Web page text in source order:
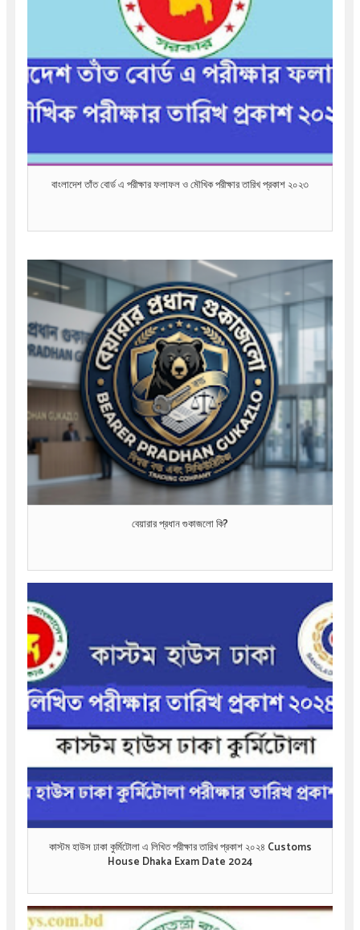
বাংলাদেশ তাঁত বোর্ড এ পরীক্ষার ফলাফল ও মৌখিক পরীক্ষার তারিখ প্রকাশ ২০২৩
বেয়ারার প্রধান গুকাজলো কি?
কাস্টম হাউস ঢাকা কুর্মিটোলা এ লিখিত পরীক্ষার তারিখ প্রকাশ ২০২৪ Customs
House Dhaka Exam Date 2024